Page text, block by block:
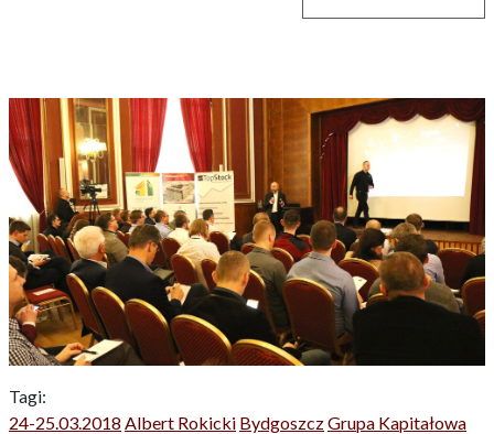
Tagi:
24-25.03.2018 Albert Rokicki BydgoszczGrupa Kapitałowa